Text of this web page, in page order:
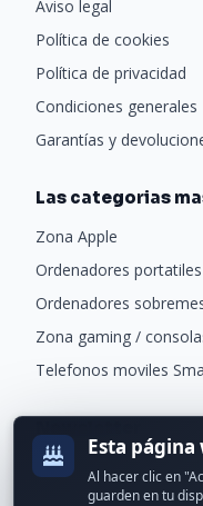
Aviso legal
Política de cookies
Política de privacidad
Condiciones generales
Garantías y
Las categorias
Zona Apple
Ordenadores portatiles
Ordenadores
Zona gaming /
Telefonos moviles
Recibe ofertas
Esta
Al hacer clic en
guarden en tu